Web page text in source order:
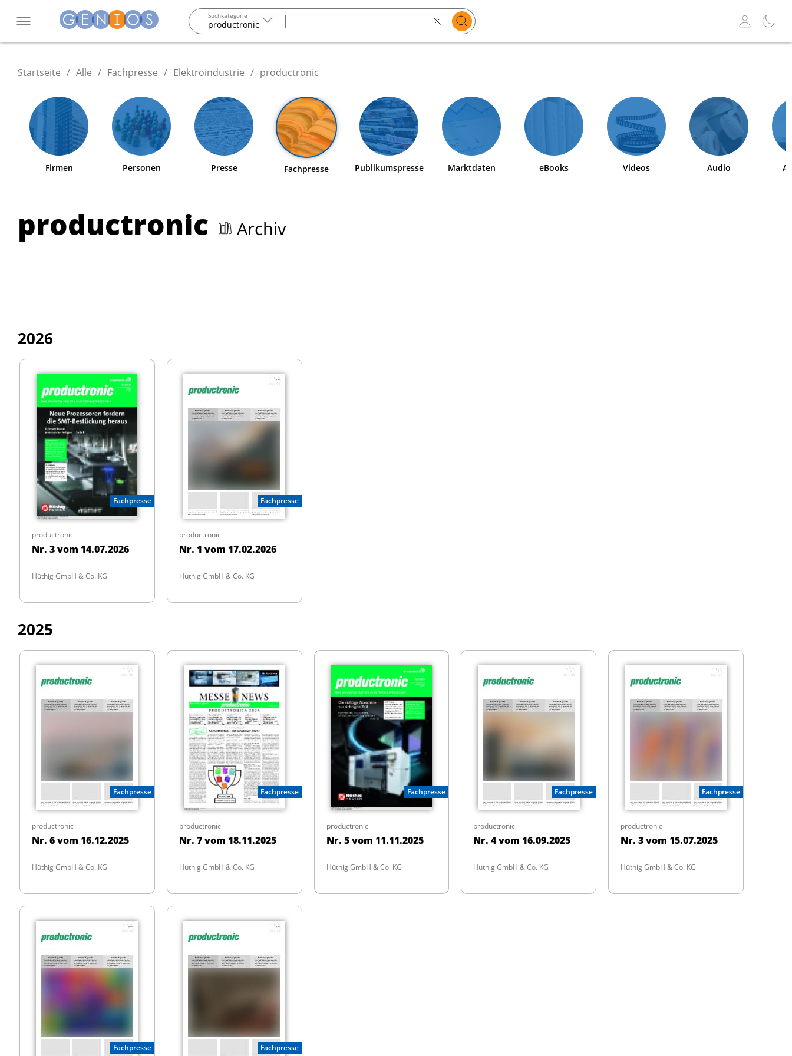
Suchkategorie
productronic
text
Suchen
Startseite / Alle / Fachpresse / Elektroindustrie / productronic
Firmen Personen Presse Fachpresse Publikumspresse Marktdaten eBooks Videos Audio
productronic Archiv
2026
Fachpresse
productronic
Nr. 3 vom 14.07.2026
Hüthig GmbH & Co. KG
Fachpresse
productronic
Nr. 1 vom 17.02.2026
Hüthig GmbH & Co. KG
2025
Fachpresse
productronic
Nr. 6 vom 16.12.2025
Hüthig GmbH & Co. KG
Fachpresse
productronic
Nr. 7 vom 18.11.2025
Hüthig GmbH & Co. KG
Fachpresse
productronic
Nr. 5 vom 11.11.2025
Hüthig GmbH & Co. KG
Fachpresse
productronic
Nr. 4 vom 16.09.2025
Hüthig GmbH & Co. KG
Fachpresse
productronic
Nr. 3 vom 15.07.2025
Hüthig GmbH & Co. KG
Fachpresse Fachpresse